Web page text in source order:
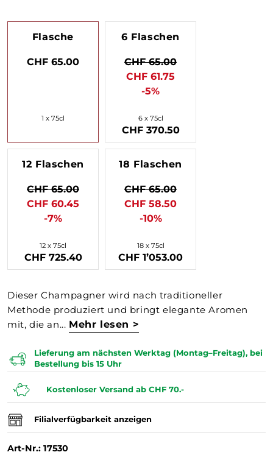
Flasche
CHF 65.00
1 x 75cl
6 Flaschen
CHF 65.00
CHF 61.75
-5%
6 x 75cl
CHF 370.50
12 Flaschen
CHF 65.00
CHF 60.45
-7%
12 x 75cl
CHF 725.40
18 Flaschen
CHF 65.00
CHF 58.50
-10%
18 x 75cl
CHF 1’053.00
Dieser Champagner wird nach traditioneller
Methode produziert und bringt elegante Aromen
mit, die an... Mehr lesen >
Lieferung am nächsten Werktag (Montag–Freitag), bei
Bestellung bis 15 Uhr
Kostenloser Versand ab CHF 70.-
Filialverfügbarkeit anzeigen
Art-Nr.: 17530